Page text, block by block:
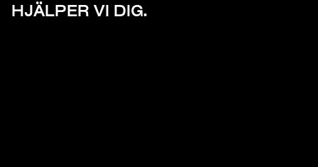
HJÄLPER VI DIG.